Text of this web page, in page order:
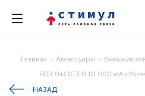
Главная - Аксессуары - Внешние
PD3.0+QC3.0 10 000 мАч
НАЗАД